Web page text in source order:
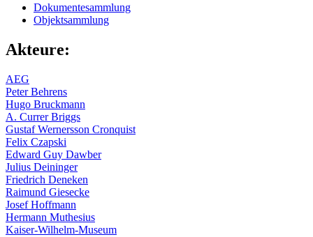
Dokumentesammlung
Objektsammlung
Akteure:
AEG
Peter Behrens
Hugo Bruckmann
A. Currer Briggs
Gustaf Wernersson Cronquist
Felix Czapski
Edward Guy Dawber
Julius Deininger
Friedrich Deneken
Raimund Giesecke
Josef Hoffmann
Hermann Muthesius
Kaiser-Wilhelm-Museum